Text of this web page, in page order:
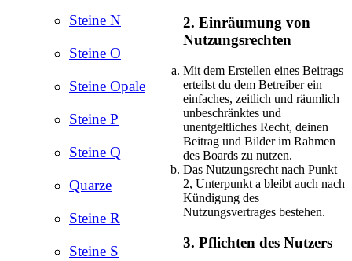
Steine N
Steine O
Steine Opale
Steine P
Steine Q
Quarze
Steine R
Steine S
2. Einräumung von
Nutzungsrechten
Mit dem Erstellen eines Beitrags
erteilst du dem Betreiber ein
einfaches, zeitlich und räumlich
unbeschränktes und
unentgeltliches Recht, deinen
Beitrag und Bilder im Rahmen
des Boards zu nutzen.
Das Nutzungsrecht nach Punkt
2, Unterpunkt a bleibt auch nach
Kündigung des
Nutzungsvertrages bestehen.
3. Pflichten des Nutzers